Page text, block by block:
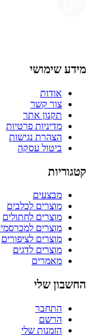
מידע שימושי
אודות
צור קשר
תקנון אתר
מדיניות פרטיות
הצהרת נגישות
ביטול עסקה
קטגוריות
מבצעים
מוצרים לכלבים
מוצרים לחתולים
מוצרים
מוצרים לציפורים
מוצרים לדגים
מאמרים
החשבון שלי
התחבר
הרשם
הזמנות שלי